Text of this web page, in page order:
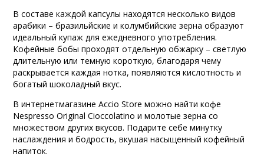
В составе каждой капсулы находятся несколько видов
арабики – бразильйские и колумбийские зерна образуют
идеальный купаж для ежедневного употребления.
Кофейные бобы проходят отдельную обжарку – светлую
длительную или темную короткую, благодаря чему
раскрывается каждая нотка, появляются кислотность и
богатый шоколадный вкус.
В интернетмагазине Accio Store можно найти кофе
Nespresso Original Cioccolatino и молотые зерна со
множеством других вкусов. Подарите себе минутку
наслаждения и бодрость, вкушая насыщенный кофейный
напиток.